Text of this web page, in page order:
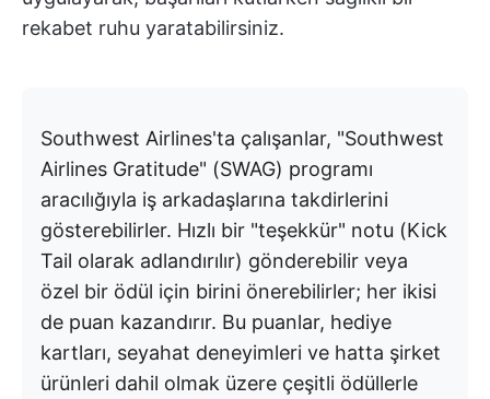
rekabet ruhu yaratabilirsiniz.
Southwest Airlines'ta çalışanlar, "Southwest
Airlines Gratitude" (SWAG) programı
aracılığıyla iş arkadaşlarına takdirlerini
gösterebilirler. Hızlı bir "teşekkür" notu (Kick
Tail olarak adlandırılır) gönderebilir veya
özel bir ödül için birini önerebilirler; her ikisi
de puan kazandırır. Bu puanlar, hediye
kartları, seyahat deneyimleri ve hatta şirket
ürünleri dahil olmak üzere çeşitli ödüllerle